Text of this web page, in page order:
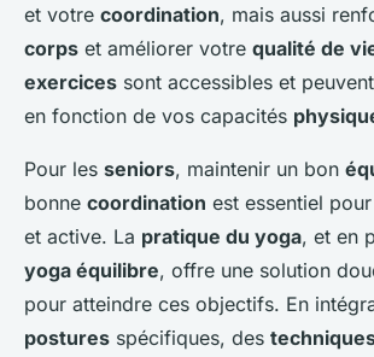
et votre coordination, mais aussi
corps et améliorer votre qualité de
exercices sont accessibles et
en fonction de vos capacités
Pour les seniors, maintenir un bon
bonne coordination est essentiel
et active. La pratique du yoga, et en
yoga équilibre, offre une solution
pour atteindre ces objectifs. En
postures spécifiques, des